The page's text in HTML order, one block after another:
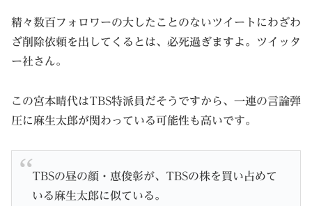
精々数百フォロワーの大したことのないツイートにわざわ
ざ削除依頼を出してくるとは、必死過ぎますよ。ツイッタ
ー社さん。
この宮本晴代はTBS特派員だそうですから、一連の言論弾
圧に麻生太郎が関わっている可能性も高いです。
TBSの昼の顔・恵俊彰が、TBSの株を買い占めて
いる麻生太郎に似ている。